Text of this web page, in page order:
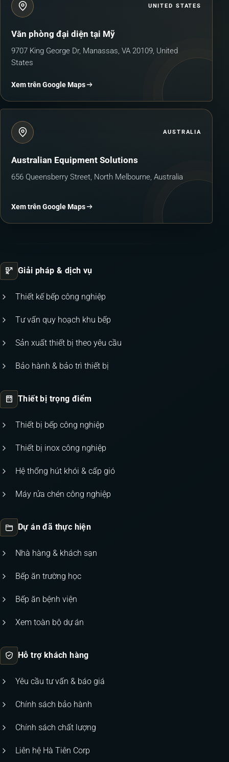
UNITED STATES
Văn phòng đại diện tại Mỹ
9707 King George Dr, Manassas, VA 20109, United
States
Xem trên Google Maps
AUSTRALIA
Australian Equipment Solutions
656 Queensberry Street, North Melbourne, Australia
Xem trên Google Maps
Giải pháp & dịch vụ
Thiết kế bếp công nghiệp
Tư vấn quy hoạch khu bếp
Sản xuất thiết bị theo yêu cầu
Bảo hành & bảo trì thiết bị
Thiết bị trọng điểm
Thiết bị bếp công nghiệp
Thiết bị inox công nghiệp
Hệ thống hút khói & cấp gió
Máy rửa chén công nghiệp
Dự án đã thực hiện
Nhà hàng & khách sạn
Bếp ăn trường học
Bếp ăn bệnh viện
Xem toàn bộ dự án
Hỗ trợ khách hàng
Yêu cầu tư vấn & báo giá
Chính sách bảo hành
Chính sách chất lượng
Liên hệ Hà Tiên Corp